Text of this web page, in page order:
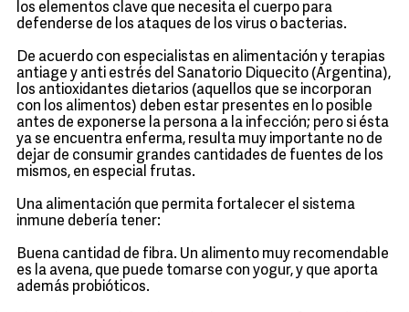
los elementos clave que necesita el cuerpo para
defenderse de los ataques de los virus o bacterias.
De acuerdo con especialistas en alimentación y terapias
antiage y anti estrés del Sanatorio Diquecito (Argentina),
los antioxidantes dietarios (aquellos que se incorporan
con los alimentos) deben estar presentes en lo posible
antes de exponerse la persona a la infección; pero si ésta
ya se encuentra enferma, resulta muy importante no de
dejar de consumir grandes cantidades de fuentes de los
mismos, en especial frutas.
Una alimentación que permita fortalecer el sistema
inmune debería tener:
Buena cantidad de fibra. Un alimento muy recomendable
es la avena, que puede tomarse con yogur, y que aporta
además probióticos.